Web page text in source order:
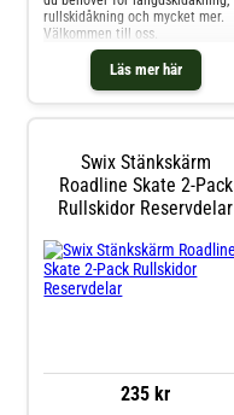
Läs mer här
rullskidåkning och mycket mer.
Välkommen till oss.
Swix Stänkskärm
Roadline Skate 2-Pack
Rullskidor Reservdelar
235 kr